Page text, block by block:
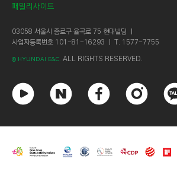
패밀리사이트
03058 서울시 종로구 율곡로 75 현대빌딩 ㅣ
사업자등록번호 101-81-16293 ㅣ T. 1577-7755
© HYUNDAI E&C. ALL RIGHTS RESERVED.
튜
브
이
이
스
북
스
타
그
카
오
톡